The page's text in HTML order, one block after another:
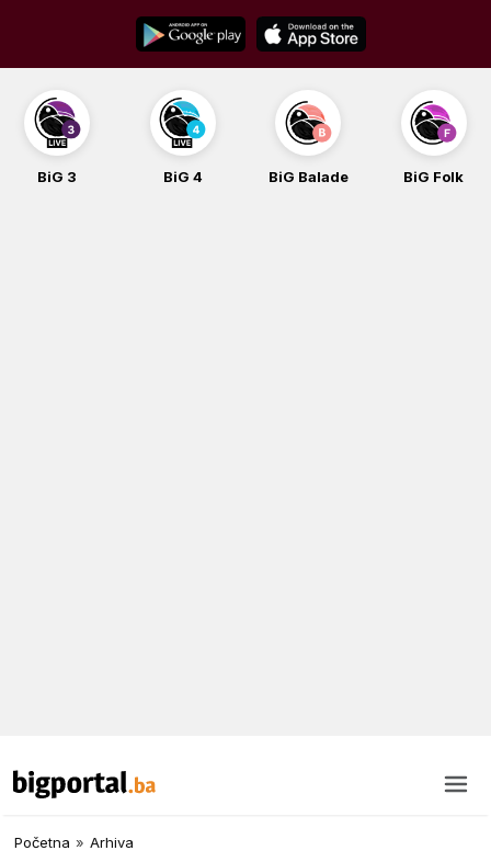
content
BiG 3 BiG 4 BiG Balade BiG Folk
Početna » Arhiva